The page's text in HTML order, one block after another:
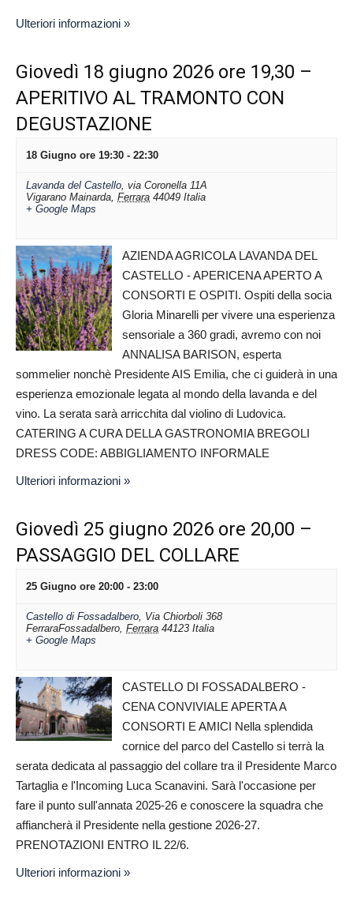
Ulteriori informazioni »
Giovedì 18 giugno 2026 ore 19,30 –
APERITIVO AL TRAMONTO CON
DEGUSTAZIONE
18 Giugno ore 19:30 - 22:30
Lavanda del Castello via Coronella 11A
Vigarano Mainarda Ferrara 44049 Italia
+ Google Maps
AZIENDA AGRICOLA LAVANDA DEL
CASTELLO - APERICENA APERTO A
CONSORTI E OSPITI. Ospiti della socia
Gloria Minarelli per vivere una esperienza
sensoriale a 360 gradi, avremo con noi
ANNALISA BARISON, esperta
sommelier nonchè Presidente AIS Emilia, che ci guiderà in una
esperienza emozionale legata al mondo della lavanda e del
vino. La serata sarà arricchita dal violino di Ludovica.
CATERING A CURA DELLA GASTRONOMIA BREGOLI
DRESS CODE: ABBIGLIAMENTO INFORMALE
Ulteriori informazioni »
Giovedì 25 giugno 2026 ore 20,00 –
PASSAGGIO DEL COLLARE
25 Giugno ore 20:00 - 23:00
Castello di Fossadalbero Via Chiorboli 368
FerraraFossadalbero Ferrara 44123 Italia
+ Google Maps
CASTELLO DI FOSSADALBERO -
CENA CONVIVIALE APERTA A
CONSORTI E AMICI Nella splendida
cornice del parco del Castello si terrà la
serata dedicata al passaggio del collare tra il Presidente Marco
Tartaglia e l'Incoming Luca Scanavini. Sarà l'occasione per
fare il punto sull'annata 2025-26 e conoscere la squadra che
affiancherà il Presidente nella gestione 2026-27.
PRENOTAZIONI ENTRO IL 22/6.
Ulteriori informazioni »